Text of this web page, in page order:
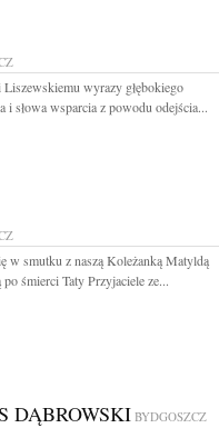
Liszewskiemu wyrazy głębokiego
i słowa wsparcia z powodu odejścia...
w smutku z naszą Koleżanką Matyldą
śmierci Taty Przyjaciele ze...
DĄBROWSKI BYDGOSZCZ